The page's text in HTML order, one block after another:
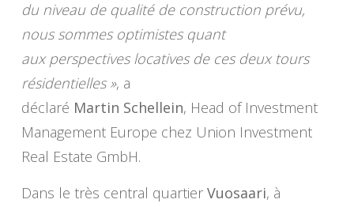
du niveau de qualité de construction prévu,
nous sommes optimistes quant
aux perspectives locatives de ces deux tours
résidentielles », a
déclaré Martin Schellein, Head of Investment
Management Europe chez Union Investment
Real Estate GmbH.
Dans le très central quartier Vuosaari, à